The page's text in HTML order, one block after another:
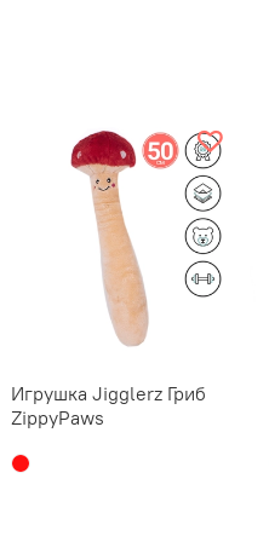
Игрушка Jigglerz Гриб
ZippyPaws